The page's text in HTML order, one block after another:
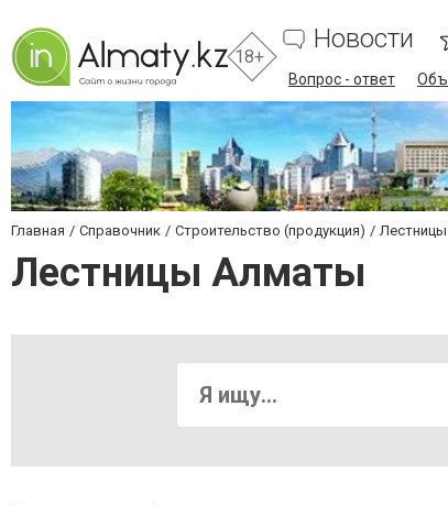
18+
Новости
Вопрос - ответ
Главная Справочник Строительство (продукция) Лестницы
Лестницы Алматы